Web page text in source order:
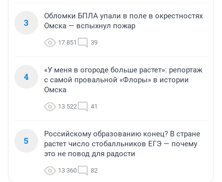
3
Обломки БПЛА упали в поле в окрестностях
Омска — вспыхнул пожар
17 851 39
4
«У меня в огороде больше растет»: репортаж
с самой провальной «Флоры» в истории
Омска
13 522 41
5
Российскому образованию конец? В стране
растет число стобалльников ЕГЭ — почему
это не повод для радости
13 360 82